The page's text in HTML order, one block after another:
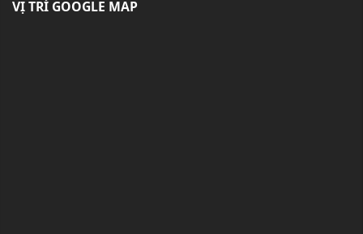
VỊ TRÍ GOOGLE MAP